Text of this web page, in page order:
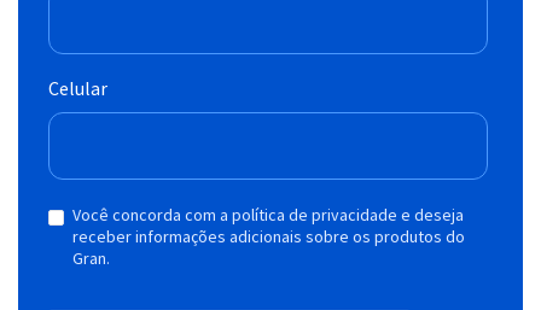
Celular
Você concorda com a política de privacidade e deseja
receber informações adicionais sobre os produtos do
Gran.